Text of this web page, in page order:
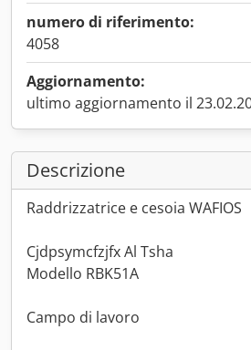
numero di riferimento:
4058
Aggiornamento:
ultimo aggiornamento il
Descrizione
Raddrizzatrice e cesoia WAFIOS
Cjdpsymcfzjfx Al Tsha
Modello RBK51A
Campo di lavoro